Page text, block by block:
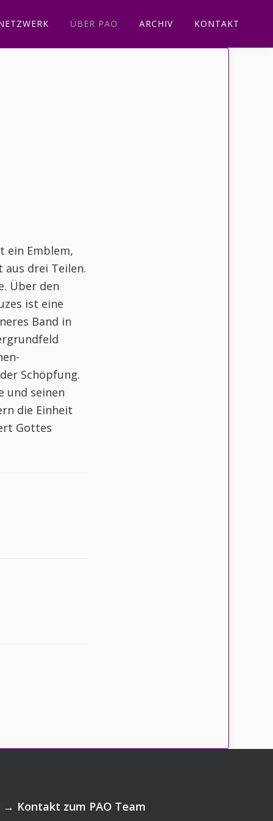
ÜBER PAO ARCHIV KONTAKT
ein Emblem,
aus drei Teilen.
Über den
ist eine
Band in
Schöpfung.
und seinen
die Einheit
Gottes
→ Kontakt zum PAO Team